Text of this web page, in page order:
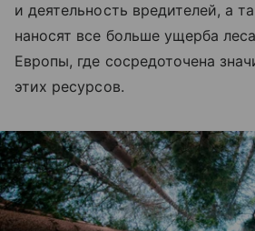
и деятельность вредителей, а
наносят все больше ущерба
Европы, где сосредоточена
этих ресурсов.